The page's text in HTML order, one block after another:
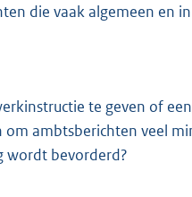
die vaak algemeen en
te geven of
om ambtsberichten veel
wordt bevorderd?